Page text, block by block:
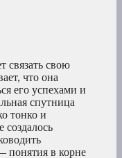
связать свою
что она
его успехами и
спутница
тонко и
понятия в корне